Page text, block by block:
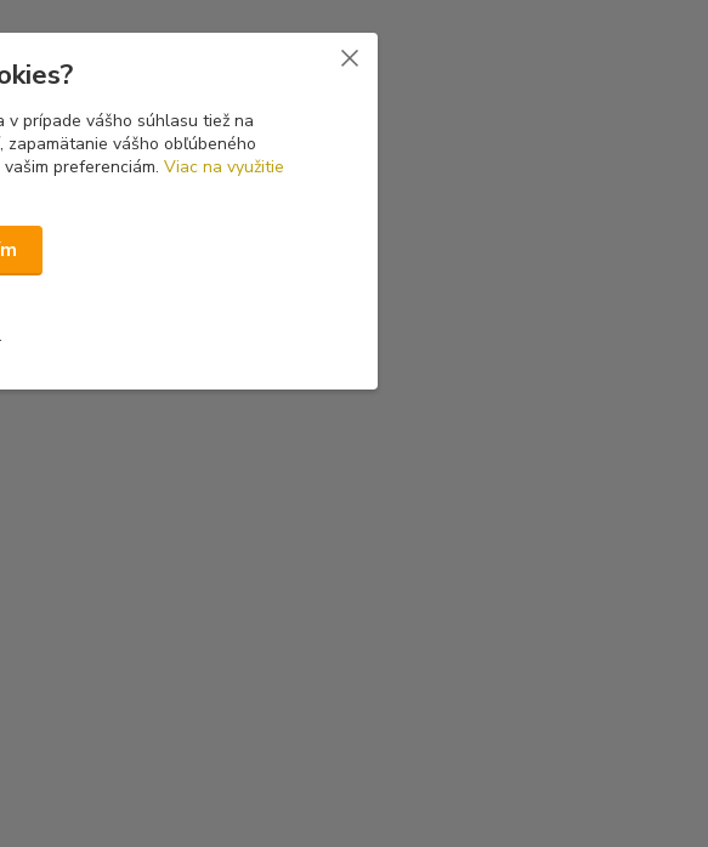
prípade vášho súhlasu tiež na
vášho obľúbeného
preferenciám. Viac na využitie
.